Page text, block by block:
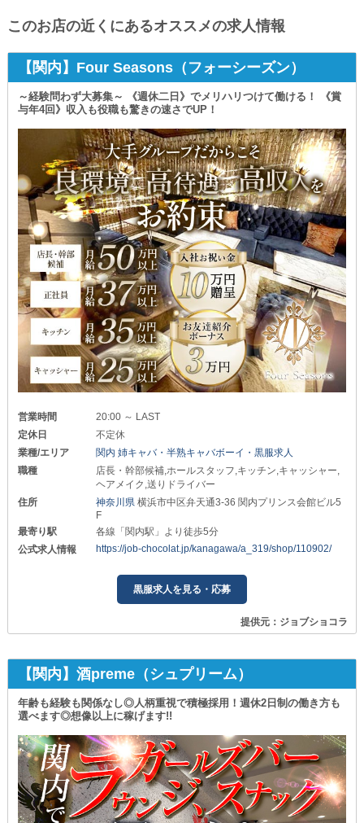
このお店の近くにあるオススメの求人情報
【関内】Four Seasons（フォーシーズン）
～経験問わず大募集～ 《週休二日》でメリハリつけて働ける！ 《賞
与年4回》収入も役職も驚きの速さでUP！
営業時間
20:00 ～ LAST
定休日
不定休
業種/エリア
関内 姉キャバ・半熟キャバボーイ・黒服求人
職種
店長・幹部候補,ホールスタッフ,キッチン,キャッシャー,
ヘアメイク,送りドライバー
住所
神奈川県横浜市中区弁天通3-36 関内プリンス会館ビル5
F
最寄り駅
各線「関内駅」より徒歩5分
公式求人情報
https://job-chocolat.jp/kanagawa/a_319/shop/110902/
黒服求人を見る・応募
提供元：ジョブショコラ
【関内】酒preme（シュプリーム）
年齢も経験も関係なし◎人柄重視で積極採用！週休2日制の働き方も
選べます◎想像以上に稼げます!!